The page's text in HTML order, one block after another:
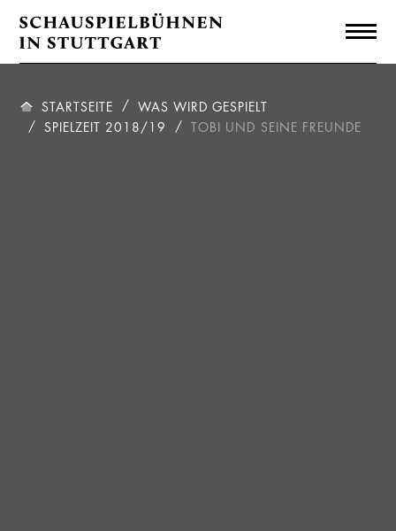
STARTSEITE
WAS WIRD GESPIELT
SPIELZEIT 2018/19
TOBI UND SEINE FREUNDE